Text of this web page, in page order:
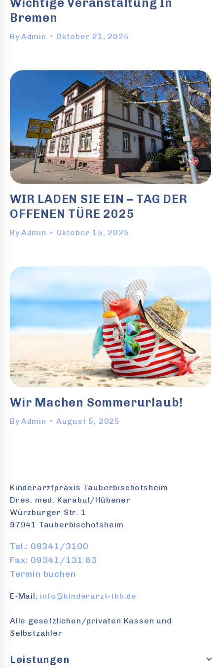
Bremen
By Admin Oktober 21, 2025
WIR LADEN SIE EIN – TAG DER
OFFENEN TÜRE 2025
By Admin Oktober 15, 2025
Wir Machen Sommerurlaub!
By Admin August 5, 2025
Kinderarztpraxis Tauberbischofsheim
Dres. med. Karabul/Hübener
Würzburger Str. 1
97941 Tauberbischofsheim
Tel.: 09341/3100
Fax: 09341/131 83
Termin buchen
E-Mail: info@kinderarzt-tbb.de
Alle gesetzlichen/privaten Kassen und
Selbstzahler
Leistungen